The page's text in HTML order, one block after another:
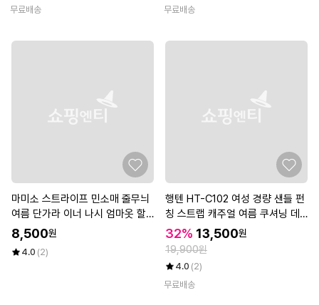
무료배송
무료배송
마미소 스트라이프 민소매 줄무늬
여름 단가라 이너 나시 엄마옷 할
머니옷 빅사이즈 4060 마담 중년
여성 옷
8,500원
4.0 (2)
행텐 HT-C102 여성 경량 샌들 펀
칭 스트랩 캐주얼 여름 쿠셔닝 데
일리 슈즈
32% 13,500원
19,900원
4.0 (2)
무료배송